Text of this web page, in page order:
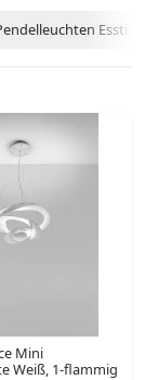
Mini
Weiß, 1-flammig